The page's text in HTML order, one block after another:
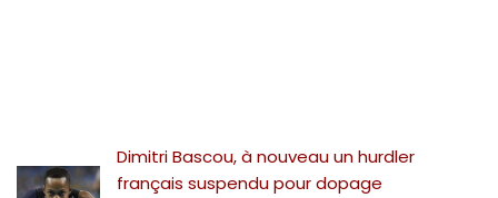
Dimitri Bascou, à nouveau un hurdler
français suspendu pour dopage